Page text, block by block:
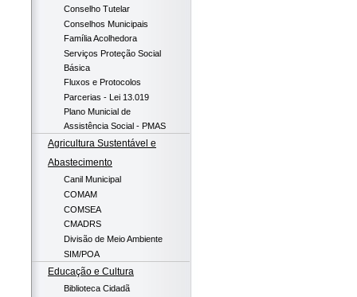
Conselho Tutelar
Conselhos Municipais
Família Acolhedora
Serviços Proteção Social
Básica
Fluxos e Protocolos
Parcerias - Lei 13.019
Plano Municial de
Assistência Social - PMAS
Agricultura Sustentável e
Abastecimento
Canil Municipal
COMAM
COMSEA
CMADRS
Divisão de Meio Ambiente
SIM/POA
Educação e Cultura
Biblioteca Cidadã